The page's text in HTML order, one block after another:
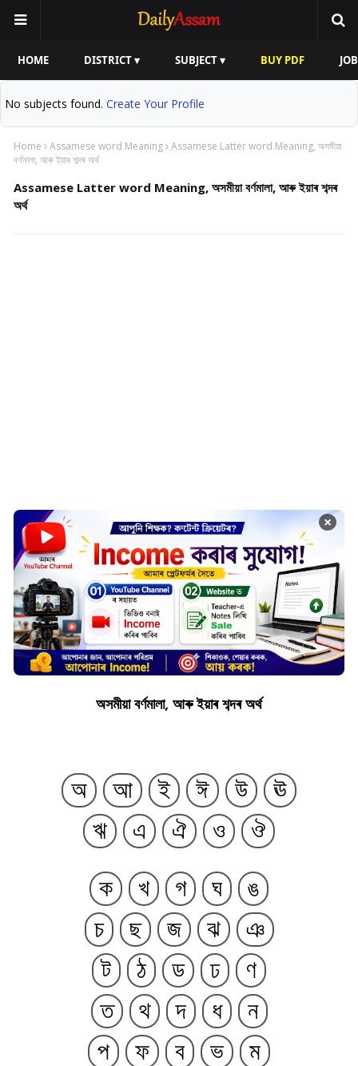
HOME DISTRICT ▾ SUBJECT ▾ BUY PDF
No subjects found. Create Your Profile
Home Assamese word Meaning Assamese Latter word Meaning, অসমীয়া
বৰ্ণমালা, আৰু ইয়াৰ শব্দৰ অৰ্থ
Assamese Latter word Meaning, অসমীয়া বৰ্ণমালা, আৰু ইয়াৰ শব্দৰ
অৰ্থ
×
অসমীয়া বৰ্ণমালা, আৰু ইয়াৰ শব্দৰ অৰ্থ
অ আ ই ঈ উ
ঊ
ঋ
এ ঐ ও ঔ
ক খ গ ঘ
ঙ
চ
ছ জ ঝ
ঞ
ট
ঠ ড ঢ
ণ
ত
থ দ ধ
ন
প
ফ ব ভ
ম